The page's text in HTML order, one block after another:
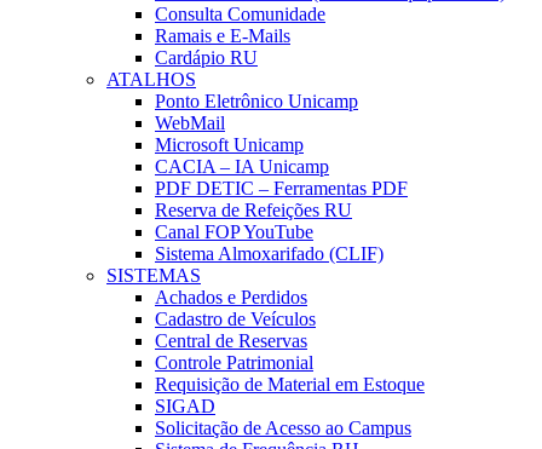
Consulta Comunidade
Ramais e E-Mails
Cardápio RU
ATALHOS
Ponto Eletrônico Unicamp
WebMail
Microsoft Unicamp
CACIA – IA Unicamp
PDF DETIC – Ferramentas PDF
Reserva de Refeições RU
Canal FOP YouTube
Sistema Almoxarifado (CLIF)
SISTEMAS
Achados e Perdidos
Cadastro de Veículos
Central de Reservas
Controle Patrimonial
Requisição de Material em Estoque
SIGAD
Solicitação de Acesso ao Campus